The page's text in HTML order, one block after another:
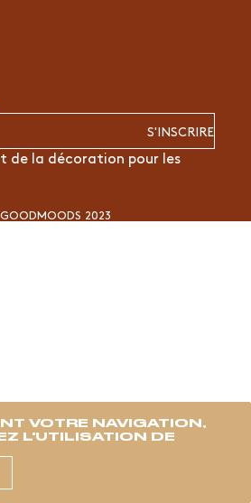
S'INSCRIRE
de la décoration pour les
2023
VOTRE NAVIGATION,
L'UTILISATION DE